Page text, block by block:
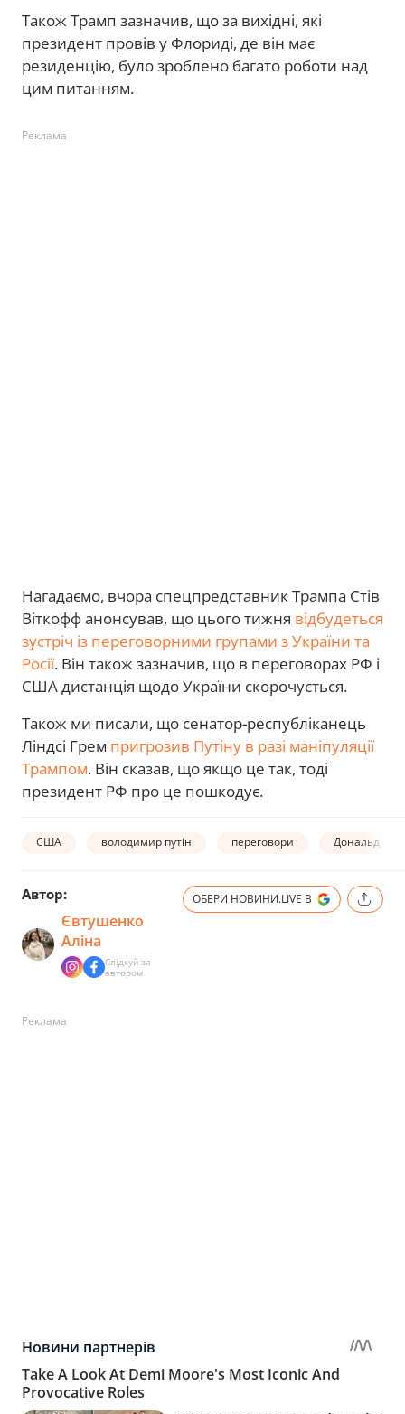
Також Трамп зазначив, що за вихідні, які
президент провів у Флориді, де він має
резиденцію, було зроблено багато роботи над
цим питанням.
Реклама
Нагадаємо, вчора спецпредставник Трампа Стів
Віткофф анонсував, що цього тижня відбудеться
зустріч із переговорними групами з України та
Росії. Він також зазначив, що в переговорах РФ і
США дистанція щодо України скорочується.
Також ми писали, що сенатор-республіканець
Ліндсі Грем пригрозив Путіну в разі маніпуляції
Трампом. Він сказав, що якщо це так, тоді
президент РФ про це пошкодує.
США володимир путін переговори Дональд
Автор:
Євтушенко
Аліна
Слідкуй за
автором
ОБЕРИ НОВИНИ.LIVE В
Реклама